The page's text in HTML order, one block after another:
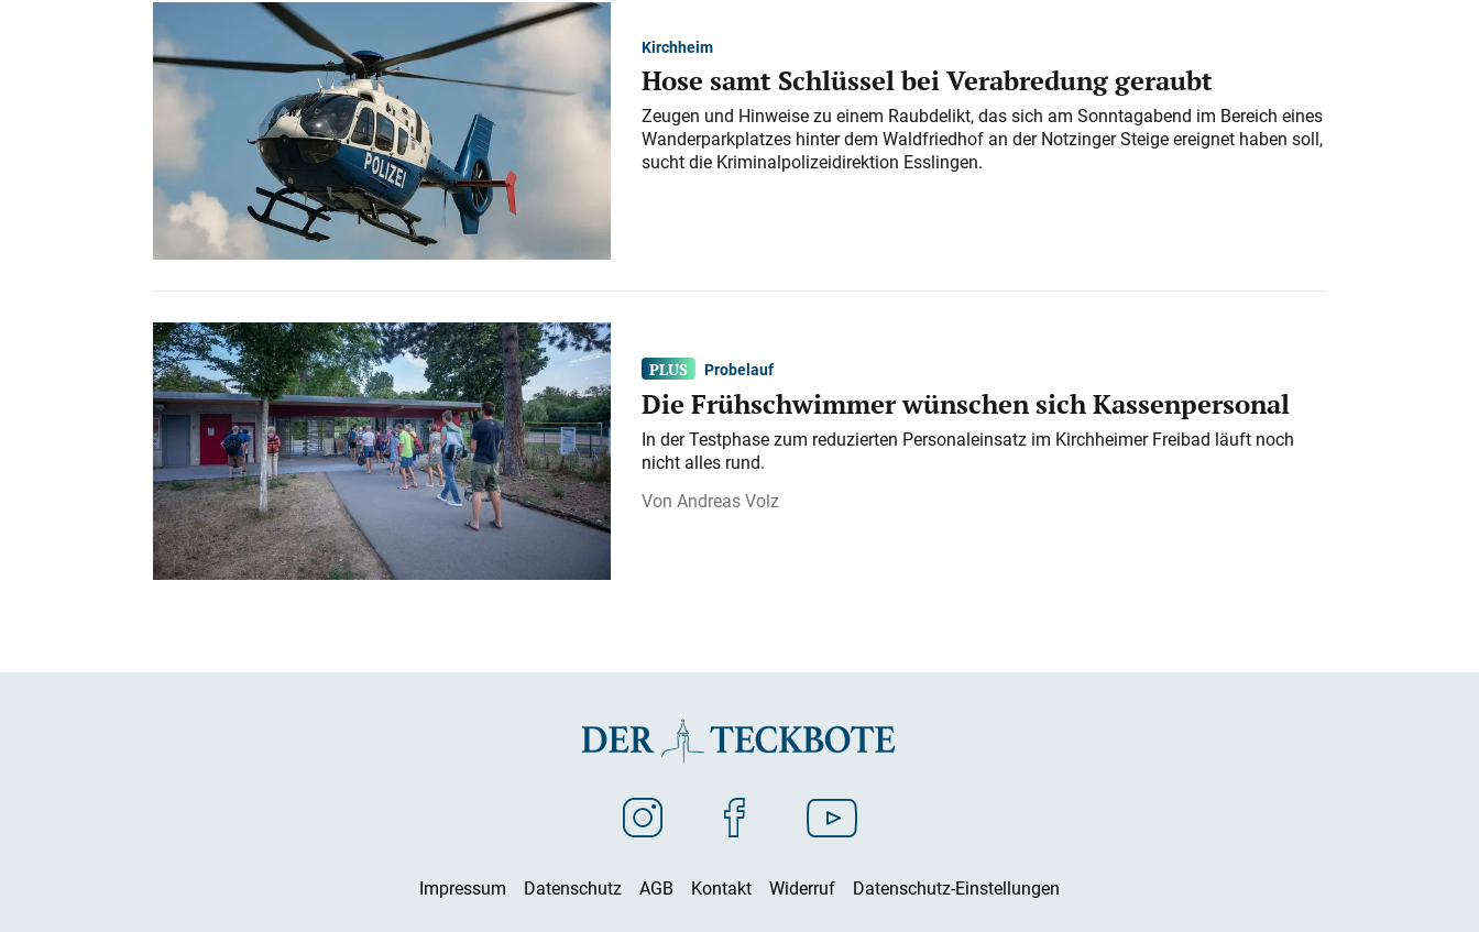
Kirchheim
Hose samt Schlüssel bei Verabredung geraubt
Zeugen und Hinweise zu einem Raubdelikt, das sich am Sonntagabend im Bereich eines
Wanderparkplatzes hinter dem Waldfriedhof an der Notzinger Steige ereignet haben soll,
sucht die Kriminalpolizeidirektion Esslingen.
Probelauf
Die Frühschwimmer wünschen sich Kassenpersonal
In der Testphase zum reduzierten Personaleinsatz im Kirchheimer Freibad läuft noch
nicht alles rund.
Andreas Volz
Impressum Datenschutz AGB Kontakt Widerruf Datenschutz-Einstellungen